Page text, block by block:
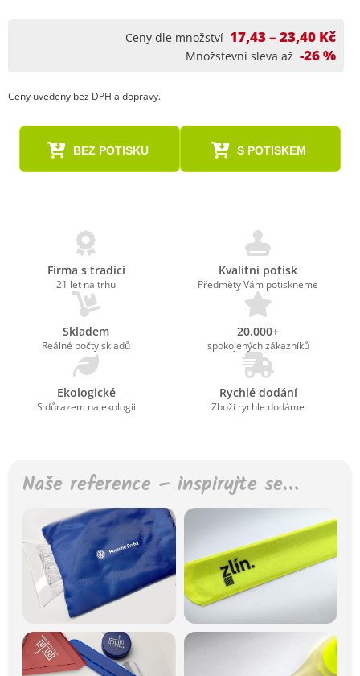
Ceny dle množství 17,43 – 23,40 Kč
Množstevní sleva až -26 %
Ceny uvedeny bez DPH a dopravy.
BEZ POTISKU S POTISKEM
Firma s tradicí
21 let na trhu
Kvalitní potisk
Předměty Vám potiskneme
Skladem
Reálné počty skladů
20.000+
spokojených zákazníků
Ekologické
S důrazem na ekologii
Rychlé dodání
Zboží rychle dodáme
Naše reference – inspirujte se…